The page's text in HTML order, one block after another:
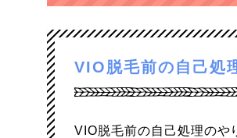
VIO脱毛前の自己処
VIO脱毛前の自己処理のや